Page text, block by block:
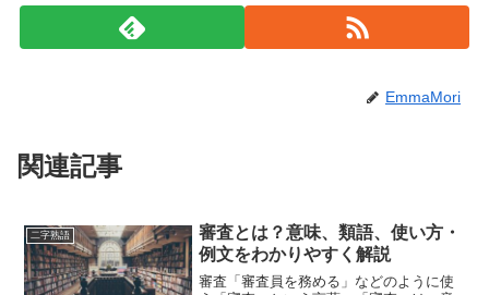
EmmaMori
関連記事
二字熟語
審査とは？意味、類語、使い方・
例文をわかりやすく解説
審査「審査員を務める」などのように使